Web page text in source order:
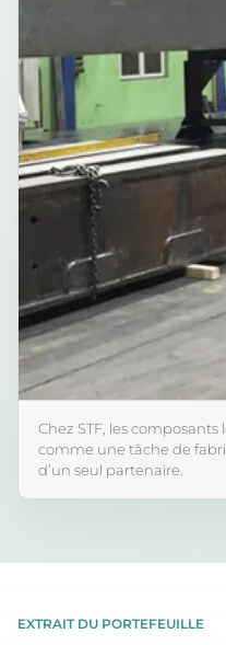
Chez STF, les
comme une tâche de
d’un seul partenaire.
EXTRAIT DU PORTEFEUILLE